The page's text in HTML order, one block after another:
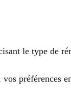
le type de
préférences